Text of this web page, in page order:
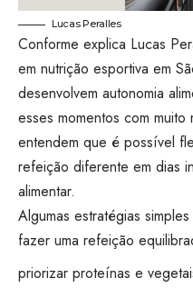
Lucas Peralles
Conforme explica Lucas
em nutrição esportiva em
desenvolvem autonomia
esses momentos com muito
entendem que é possível
refeição diferente em dias
alimentar.
Algumas estratégias
fazer uma refeição
priorizar proteínas e